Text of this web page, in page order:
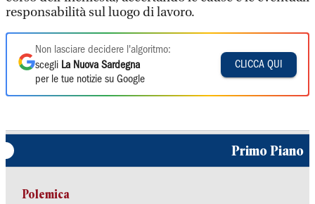
responsabilità sul luogo di lavoro.
Non lasciare decidere l'algoritmo:
scegli La Nuova Sardegna
per le tue notizie su Google
CLICCA QUI
Primo Piano
Polemica